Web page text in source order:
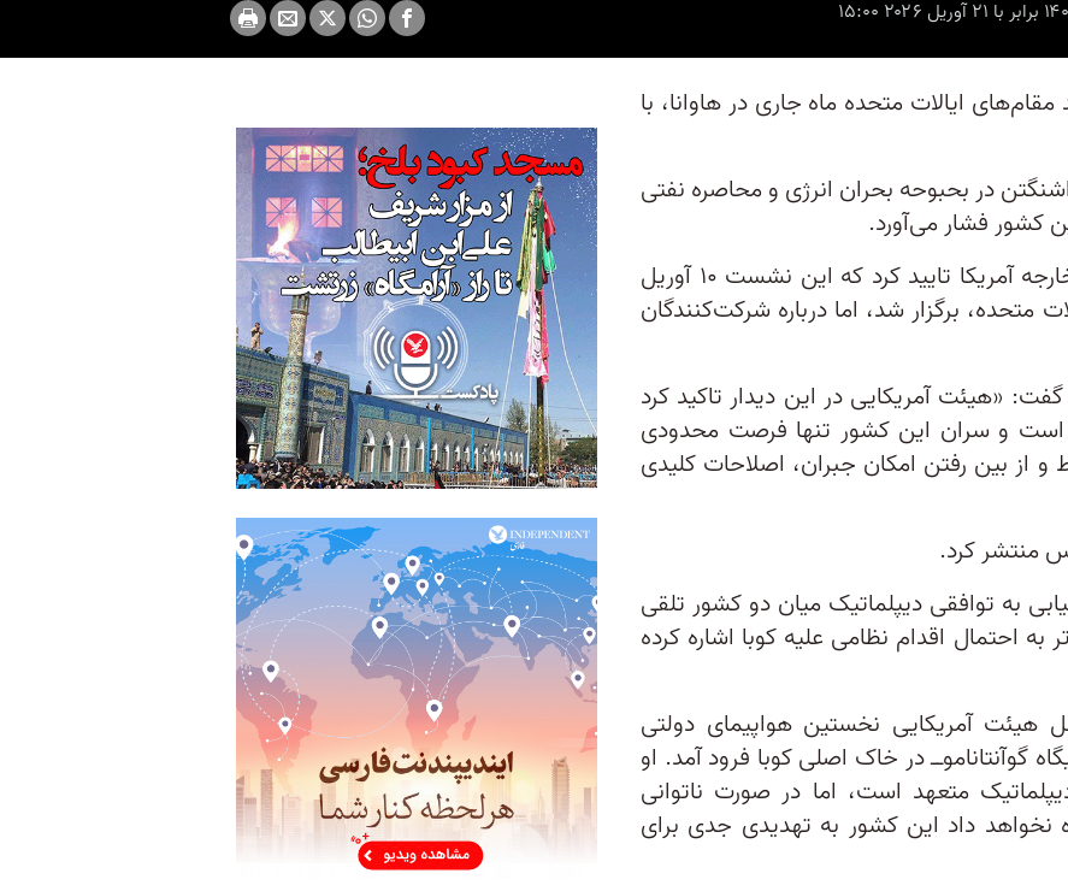
مقام‌های ایالات متحده ماه جاری در هاوانا، با
در بحبوحه بحران انرژی و محاصره نفتی
کشور فشار می‌آورد.
یک مقام وزارت خارجه آمریکا تایید کرد که این نشست ۱۰ آوریل
متحده، برگزار شد، اما درباره شرکت‌کنندگان
«هیئت آمریکایی در این دیدار تاکید کرد
است و سران این کشور تنها فرصت محدودی
از بین رفتن امکان جبران، اصلاحات کلیدی
منتشر کرد.
به توافقی دیپلماتیک میان دو کشور تلقی
احتمال اقدام نظامی علیه کوبا اشاره کرده
هیئت آمریکایی نخستین هواپیمای دولتی
سال ۲۰۱۶‌ــ‌ به‌جز پایگاه گوآنتانامو‌ــ در خاک اصلی کوبا فرود آمد. او
متعهد است، اما در صورت ناتوانی
نخواهد داد این کشور به تهدیدی جدی برای